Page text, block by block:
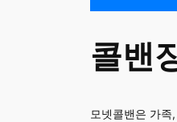
콜밴
모넷콜밴은 가